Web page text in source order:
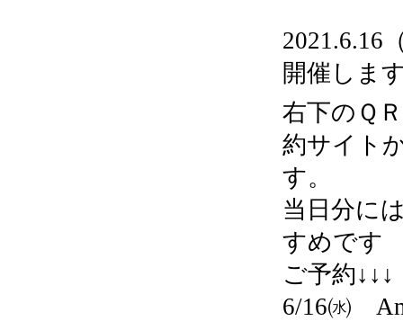
2021.6.16
開催しま
右下のＱ
約サイト
す。
当日分に
すめです
ご予約↓↓↓
6/16㈬